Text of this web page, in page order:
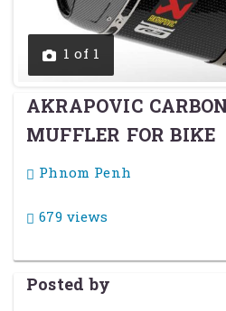
1 of 1
AKRAPOVIC
MUFFLER FOR BIKE
Phnom Penh
679 views
Posted by